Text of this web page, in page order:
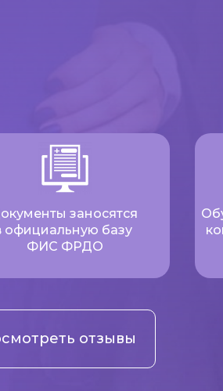
заносятся
официальную базу
ФИС ФРДО
отзывы